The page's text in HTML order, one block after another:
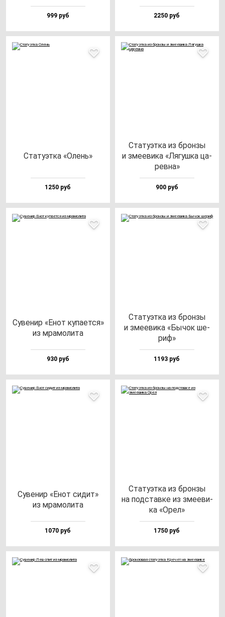
999 руб 2250 руб
Ста­ту­эт­ка «Олень»
1250 руб
Ста­ту­эт­ка из брон­зы
и зме­еви­ка «Лягуш­ка ца­
рев­на»
900 руб
Суве­нир «Енот ку­па­ет­ся»
из мра­мо­ли­та
930 руб
Ста­ту­эт­ка из брон­зы
и зме­еви­ка «Бычок ше­
риф»
1193 руб
Суве­нир «Енот си­дит»
из мра­мо­ли­та
1070 руб
Ста­ту­эт­ка из брон­зы
на под­став­ке из зме­еви­
ка «Орел»
1750 руб